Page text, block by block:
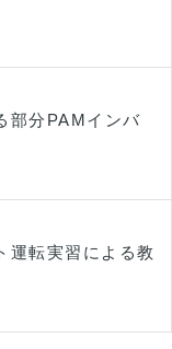
部分PAMインバ
運転実習による教